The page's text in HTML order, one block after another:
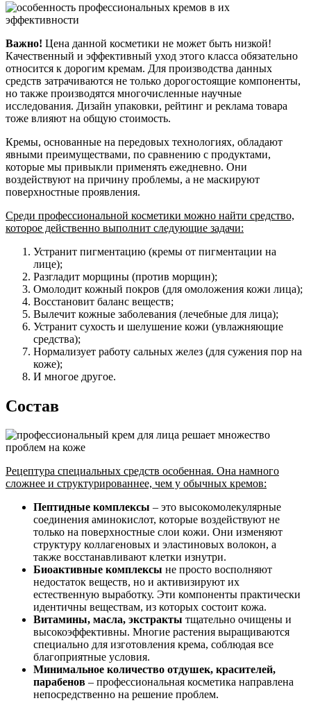
Важно! Цена данной косметики не может быть низкой!
Качественный и эффективный уход этого класса обязательно
относится к дорогим кремам. Для производства данных
средств затрачиваются не только дорогостоящие компоненты,
но также производятся многочисленные научные
исследования. Дизайн упаковки, рейтинг и реклама товара
тоже влияют на общую стоимость.
Кремы, основанные на передовых технологиях, обладают
явными преимуществами, по сравнению с продуктами,
которые мы привыкли применять ежедневно. Они
воздействуют на причину проблемы, а не маскируют
поверхностные проявления.
Среди профессиональной косметики можно найти средство,
которое действенно выполнит следующие задачи:
Устранит пигментацию (кремы от пигментации на
лице);
Разгладит морщины (против морщин);
Омолодит кожный покров (для омоложения кожи лица);
Восстановит баланс веществ;
Вылечит кожные заболевания (лечебные для лица);
Устранит сухость и шелушение кожи (увлажняющие
средства);
Нормализует работу сальных желез (для сужения пор на
коже);
И многое другое.
Состав
Рецептура специальных средств особенная. Она намного
сложнее и структурированнее, чем у обычных кремов:
Пептидные комплексы – это высокомолекулярные
соединения аминокислот, которые воздействуют не
только на поверхностные слои кожи. Они изменяют
структуру коллагеновых и эластиновых волокон, а
также восстанавливают клетки изнутри.
Биоактивные комплексы не просто восполняют
недостаток веществ, но и активизируют их
естественную выработку. Эти компоненты практически
идентичны веществам, из которых состоит кожа.
Витамины, масла, экстракты тщательно очищены и
высокоэффективны. Многие растения выращиваются
специально для изготовления крема, соблюдая все
благоприятные условия.
Минимальное количество отдушек, красителей,
парабенов – профессиональная косметика направлена
непосредственно на решение проблем.